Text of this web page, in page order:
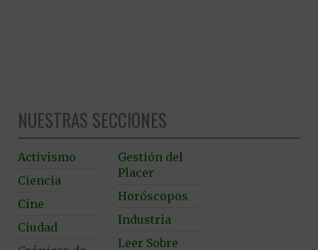
NUESTRAS SECCIONES
Activismo
Ciencia
Cine
Ciudad
Gestión del
Placer
Horóscopos
Industria
Leer Sobre